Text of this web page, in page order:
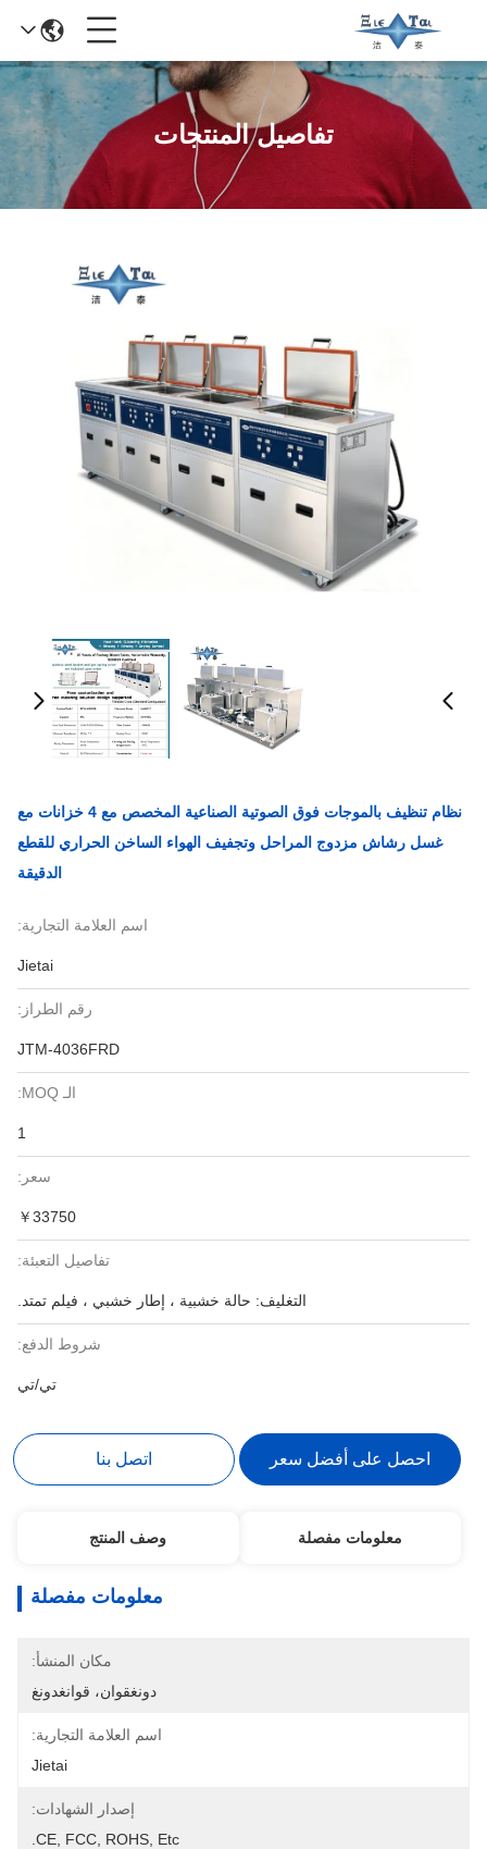
تفاصيل المنتجات
نظام تنظيف بالموجات فوق الصوتية الصناعية المخصص مع 4 خزانات مع
غسل رشاش مزدوج المراحل وتجفيف الهواء الساخن الحراري للقطع
الدقيقة
اسم العلامة التجارية:
Jietai
رقم الطراز:
JTM-4036FRD
الـ MOQ:
1
سعر:
￥33750
تفاصيل التعبئة:
التغليف: حالة خشبية ، إطار خشبي ، فيلم تمتد.
شروط الدفع:
تي/تي
احصل على أفضل سعر اتصل بنا
معلومات مفصلة وصف المنتج
معلومات مفصلة
مكان المنشأ:
دونغقوان، قوانغدونغ
اسم العلامة التجارية:
Jietai
إصدار الشهادات:
CE, FCC, ROHS, Etc.